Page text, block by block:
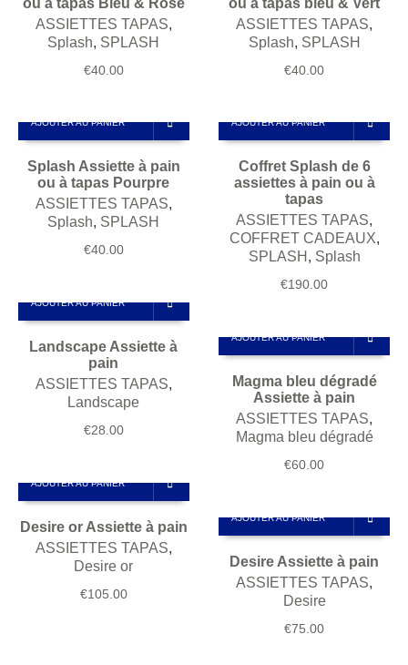
ASSIETTES TAPAS,
Splash, SPLASH
€40.00
ASSIETTES TAPAS,
Splash, SPLASH
€40.00
AJOUTER AU PANIER
Splash Assiette à pain
ou à tapas Pourpre
ASSIETTES TAPAS,
Splash, SPLASH
€40.00
AJOUTER AU PANIER
Coffret Splash de 6
assiettes à pain ou à
tapas
ASSIETTES TAPAS,
COFFRET CADEAUX,
SPLASH , Splash
€190.00
AJOUTER AU PANIER
Landscape Assiette à
pain
ASSIETTES TAPAS,
Landscape
€28.00
AJOUTER AU PANIER
Magma bleu dégradé
Assiette à pain
ASSIETTES TAPAS,
Magma bleu dégradé
€60.00
AJOUTER AU PANIER
Desire or Assiette à pain
ASSIETTES TAPAS,
Desire or
€105.00
AJOUTER AU PANIER
Desire Assiette à pain
ASSIETTES TAPAS,
Desire
€75.00